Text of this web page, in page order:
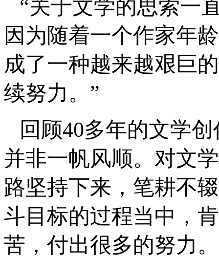
“关于文学的思索一
因为随着一个作家年
成了一种越来越艰巨
续努力。”
回顾40多年的文学
并非一帆风顺。对文
路坚持下来，笔耕不
斗目标的过程当中，
苦，付出很多的努力